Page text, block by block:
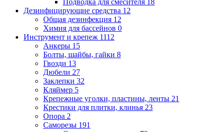
Подводка для смесителя 18
Дезинфицирующие средства 12
Общая дезинфекция 12
Химия для бассейнов 0
Инструмент и крепеж 1112
Анкеры 15
Болты, шайбы, гайки 8
Гвозди 13
Дюбели 27
Заклепки 32
Кляймер 5
Крепежные уголки, пластины, ленты 21
Крестики для плитки, клинья 23
Опора 2
Саморезы 191